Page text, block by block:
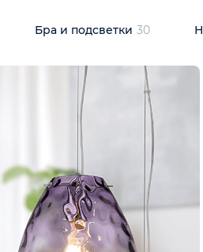
Бра и подсветки 30